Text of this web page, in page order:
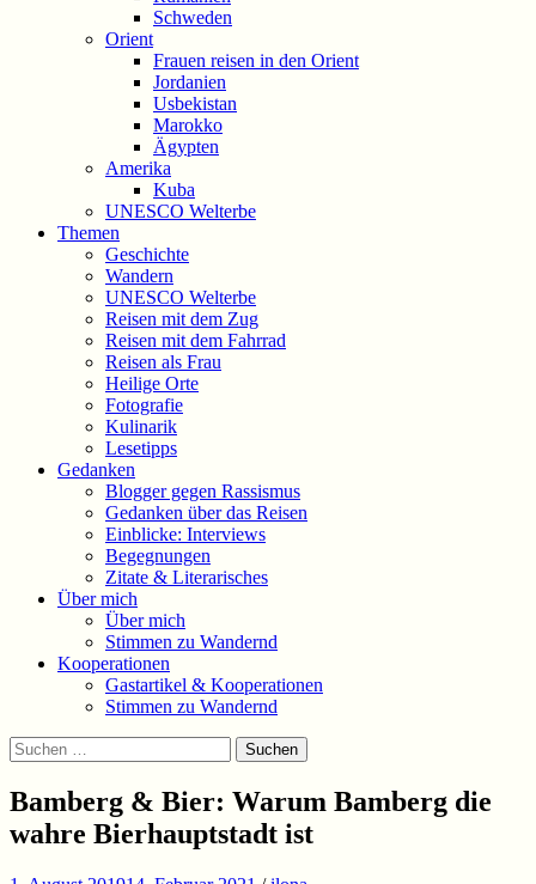
Schweden
Orient
Frauen reisen in den Orient
Jordanien
Usbekistan
Marokko
Ägypten
Amerika
Kuba
UNESCO Welterbe
Themen
Geschichte
Wandern
UNESCO Welterbe
Reisen mit dem Zug
Reisen mit dem Fahrrad
Reisen als Frau
Heilige Orte
Fotografie
Kulinarik
Lesetipps
Gedanken
Blogger gegen Rassismus
Gedanken über das Reisen
Einblicke: Interviews
Begegnungen
Zitate & Literarisches
Über mich
Über mich
Stimmen zu Wandernd
Kooperationen
Gastartikel & Kooperationen
Stimmen zu Wandernd
Suchen
Suchen
nach:
Bamberg & Bier: Warum Bamberg die
wahre Bierhauptstadt ist